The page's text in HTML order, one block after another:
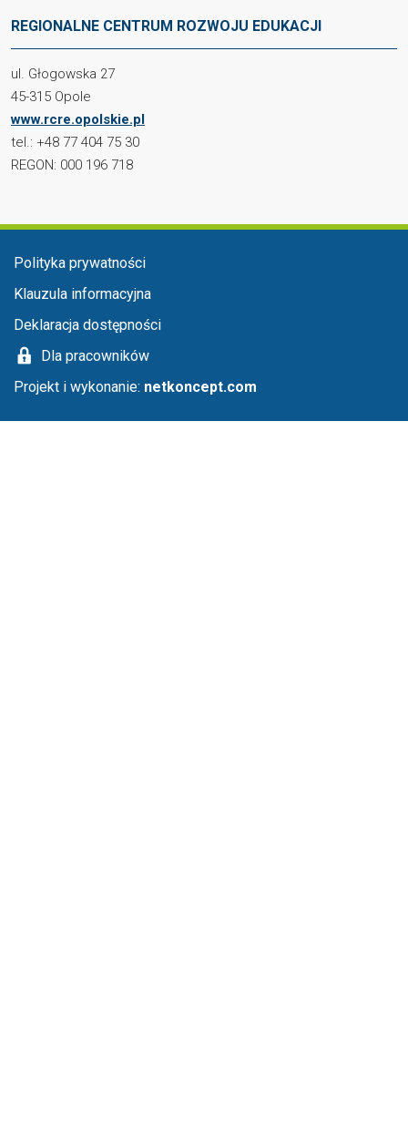
REGIONALNE CENTRUM ROZWOJU EDUKACJI
ul. Głogowska 27
45-315 Opole
www.rcre.opolskie.pl
tel.: +48 77 404 75 30
REGON: 000 196 718
Menu stopka
Polityka prywatności
Klauzula informacyjna
Deklaracja dostępności
Dla pracowników
Projekt i wykonanie: netkoncept.com